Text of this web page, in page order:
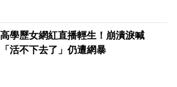
高學歷女網紅直播輕生！崩潰淚喊
「活不下去了」仍遭網暴